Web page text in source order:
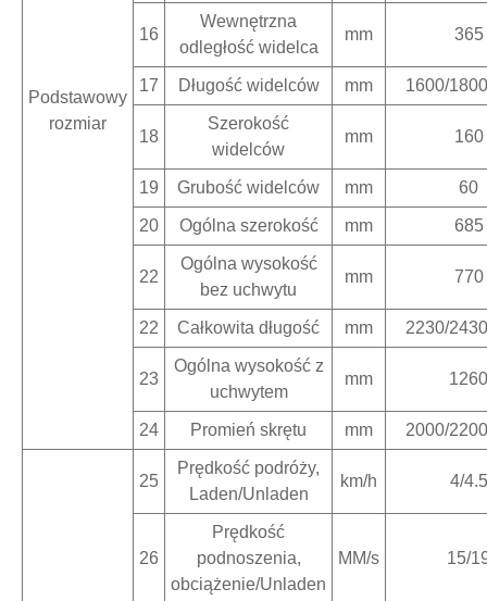
Podstawowy
rozmiar
16
Wewnętrzna
odległość widelca
mm 365
17 Długość widelców mm 1600/
18
Szerokość
widelców
mm 160
19 Grubość widelców mm 60
20 Ogólna szerokość mm 685
22
Ogólna wysokość
bez uchwytu
mm 770
22 Całkowita długość mm 2230/
23
Ogólna wysokość z
uchwytem
mm 1260
24 Promień skrętu mm 2000/
25
Prędkość podróży,
Laden/Unladen
km/h 4/4.5
26
Prędkość
podnoszenia,
obciążenie/Unladen
MM/s 15/